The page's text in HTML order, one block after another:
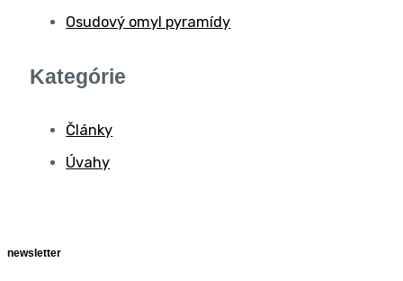
Osudový omyl pyramídy
Kategórie
Články
Úvahy
newsletter